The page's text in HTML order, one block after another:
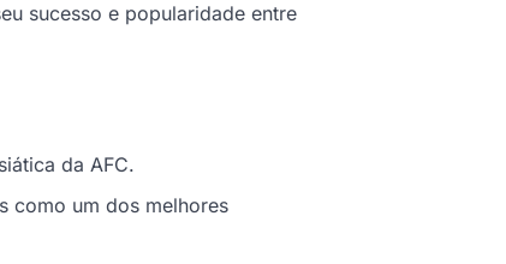
sucesso e popularidade entre
da AFC.
como um dos melhores